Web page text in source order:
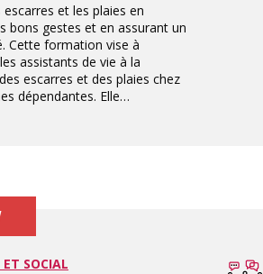
escarres et les plaies en
bons gestes et en assurant un
Cette formation vise à
assistants de vie à la
escarres et des plaies chez
dépendantes. Elle…
SOCIAL